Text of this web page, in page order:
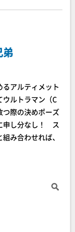
弟
アルティメット
ウルトラマン（C
つ際の決めポーズ
申し分なし！ ス
み合わせれば、